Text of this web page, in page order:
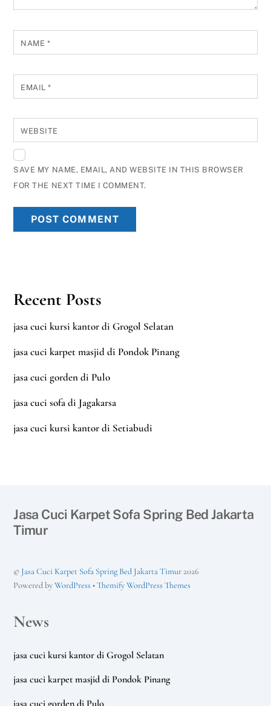
NAME *
EMAIL*
WEBSITE
SAVE MY NAME, EMAIL, AND WEBSITE IN THIS BROWSER
FOR THE NEXT TIME I COMMENT.
Recent Posts
jasa cuci kursi kantor di Grogol Selatan
jasa cuci karpet masjid di Pondok Pinang
jasa cuci gorden di Pulo
jasa cuci sofa di Jagakarsa
jasa cuci kursi kantor di Setiabudi
Jasa Cuci Karpet Sofa Spring Bed Jakarta
Timur
© Jasa Cuci Karpet Sofa Spring Bed Jakarta Timur2026
Powered byWordPress •Themify WordPress Themes
News
jasa cuci kursi kantor di Grogol Selatan
jasa cuci karpet masjid di Pondok Pinang
jasa cuci gorden di Pulo